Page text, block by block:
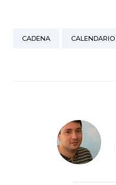
CADENA CALENDARIO